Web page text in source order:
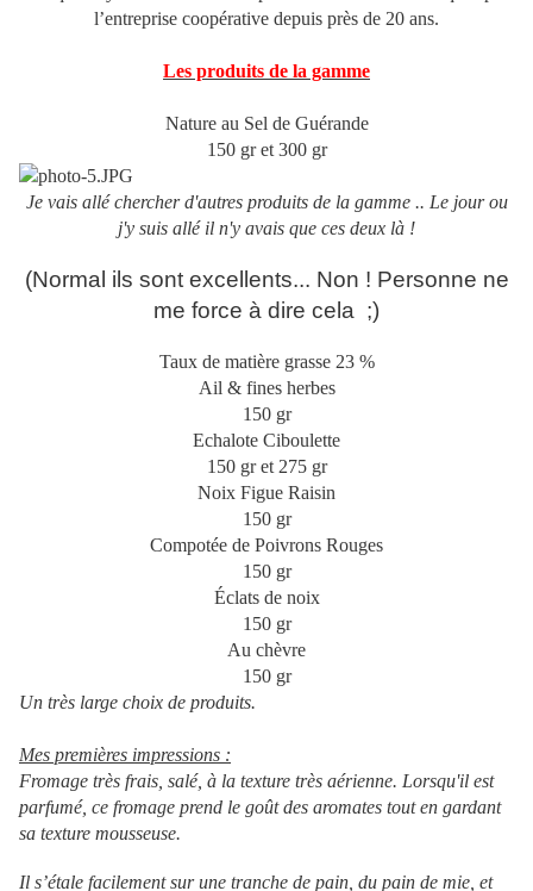
l’entreprise coopérative depuis près de 20 ans.
Les produits de la gamme
Nature au Sel de Guérande
150 gr et 300 gr
Je vais allé chercher d'autres produits de la gamme .. Le jour ou
j'y suis allé il n'y avais que ces deux là !
(Normal ils sont excellents... Non ! Personne ne
me force à dire cela ;)
Taux de matière grasse 23 %
Ail & fines herbes
150 gr
Echalote Ciboulette
150 gr et 275 gr
Noix Figue Raisin
150 gr
Compotée de Poivrons Rouges
150 gr
Éclats de noix
150 gr
Au chèvre
150 gr
Un très large choix de produits.
Mes premières impressions :
Fromage très frais, salé, à la texture très aérienne. Lorsqu'il est
parfumé, ce fromage prend le goût des aromates tout en gardant
sa texture mousseuse.
Il s’étale facilement sur une tranche de pain, du pain de mie, et